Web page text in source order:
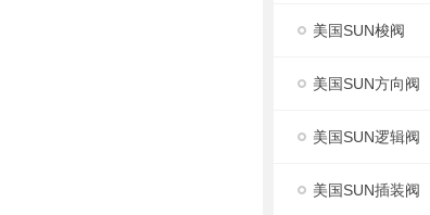
美国SUN梭阀
美国SUN方向阀
美国SUN逻辑阀
美国SUN插装阀